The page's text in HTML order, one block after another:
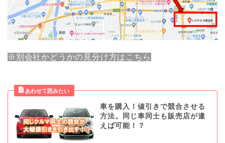
※別会社かどうかの見分け方はこちら
車を購入！値引きで競合させる
方法。同じ車同士も販売店が違
えば可能！？